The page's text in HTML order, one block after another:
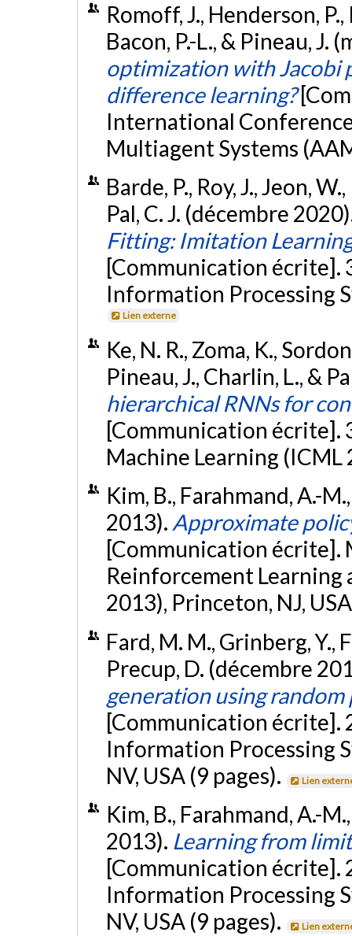
Romoff, J., Henderson,
Bacon, P.-L., & Pineau, J.
optimization with Jacobi
difference learning?
International
Multiagent Systems
Barde, P., Roy, J., Jeon,
Pal, C. J. (décembre
Fitting: Imitation
[Communication écrite].
Information Processing
Lien externe
Ke, N. R., Zoma, K.,
Pineau, J., Charlin, L., &
hierarchical RNNs for
[Communication
Machine Learning
Kim, B., Farahmand, A.-
2013). Approximate
[Communication
Reinforcement Learning
2013), Princeton, NJ,
Fard, M. M., Grinberg, Y.,
Precup, D. (décembre
generation using
[Communication écrite].
Information Processing
NV, USA (9 pages).
Lien
Kim, B., Farahmand, A.-
2013). Learning from
[Communication écrite].
Information Processing
NV, USA (9 pages).
Lien